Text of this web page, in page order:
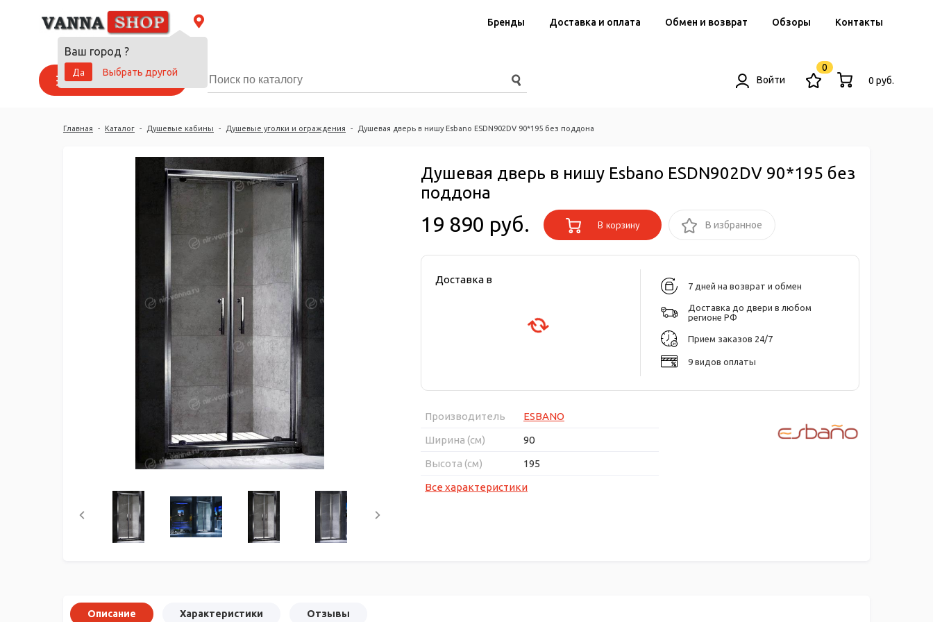
Ваш город ?
Да
Выбрать другой
Бренды Доставка и оплата Обмен и возврат Обзоры Контакты
Каталог товаров Войти
0
0 руб.
Главная - Каталог - Душевые кабины - Душевые уголки и ограждения - Душевая дверь в нишу Esbano ESDN902DV 90*195 без поддона
Душевая дверь в нишу Esbano ESDN902DV 90*195 без
поддона
19 890 руб. В корзину В избранное
Доставка в
7 дней на возврат и обмен
Доставка до двери в любом
регионе РФ
Прием заказов 24/7
9 видов оплаты
Производитель
ESBANO
Ширина (см)
90
Высота (см)
195
Все характеристики
Описание Характеристики Отзывы